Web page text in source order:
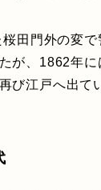
田門外の変で
が、1862年
び江戸へ出て